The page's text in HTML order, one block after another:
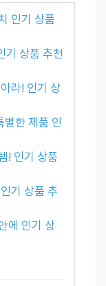
인기 상품
기 상품 추천
라! 인기 상
한 제품 인
! 인기 상품
기 상품 추
에 인기 상